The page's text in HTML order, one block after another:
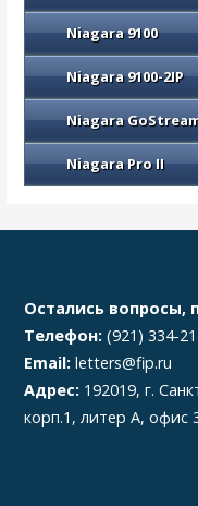
Niagara 9100
Niagara 9100-2IP
Niagara
Niagara Pro II
Остались вопросы,
Телефон: (921) 334-
Email:letters@fip.ru
Адрес: 192019, г.
корп.1, литер А, офис